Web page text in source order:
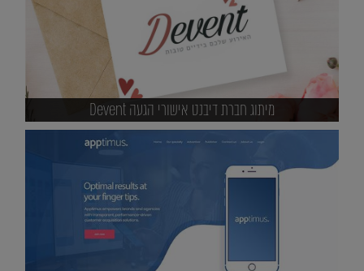
מיתוג חברת דיבנט אישורי הגעה Devent